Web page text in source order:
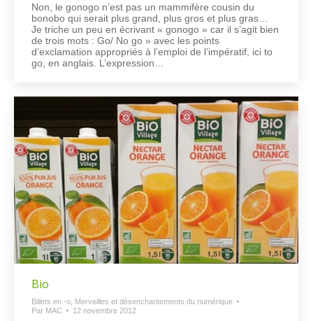
Non, le gonogo n’est pas un mammifère cousin du
bonobo qui serait plus grand, plus gros et plus gras…
Je triche un peu en écrivant « gonogo » car il s’agit bien
de trois mots : Go/ No go » avec les points
d’exclamation appropriés à l’emploi de l’impératif, ici to
go, en anglais. L’expression…
Bio
Billets en -o Merveilles et désenchantements du numérique
Par MAC 12 novembre 2012